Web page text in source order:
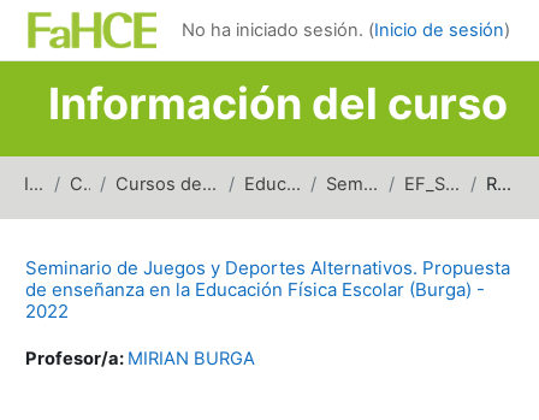
Salta al contenido principal
No ha iniciado sesión. (Inicio de sesión)
Información del curso
Inicio Cursos Cursos de carreras de grado Educación Física Seminarios (EF) EF_S_JDA_2022 Resumen
Seminario de Juegos y Deportes Alternativos. Propuesta
de enseñanza en la Educación Física Escolar (Burga) -
2022
Profesor/a: MIRIAN BURGA